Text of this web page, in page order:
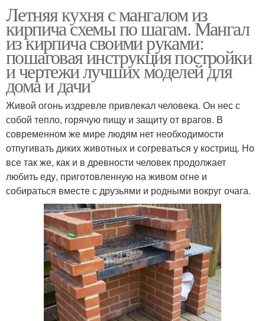
Летняя кухня с мангалом из
кирпича схемы по шагам. Мангал
из кирпича своими руками:
пошаговая инструкция постройки
и чертежи лучших моделей для
дома и дачи
Живой огонь издревле привлекал человека. Он нес с
собой тепло, горячую пищу и защиту от врагов. В
современном же мире людям нет необходимости
отпугивать диких животных и согреваться у кострищ. Но
все так же, как и в древности человек продолжает
любить еду, приготовленную на живом огне и
собираться вместе с друзьями и родными вокруг очага.